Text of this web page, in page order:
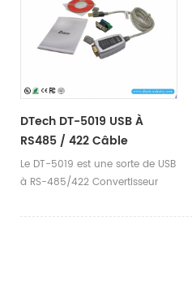
DTech DT-5019 USB À
RS485 / 422 Câble
Le DT-5019 est une sorte de USB
à RS-485/422 Convertisseur
besoin de pouvoir.